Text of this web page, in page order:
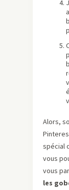
Alors,
spécial
vous
vous
les